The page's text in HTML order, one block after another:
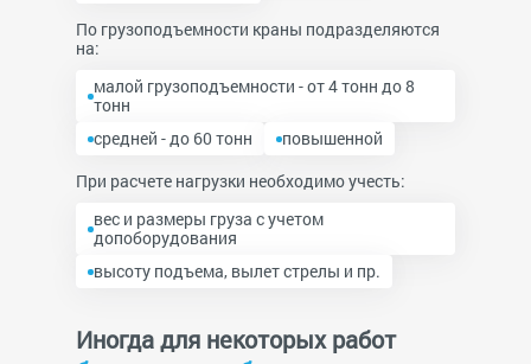
По грузоподъемности краны подразделяются
на:
малой грузоподъемности - от 4 тонн до 8
тонн
средней - до 60 тонн
повышенной
При расчете нагрузки необходимо учесть:
вес и размеры груза с учетом
допоборудования
высоту подъема, вылет стрелы и пр.
Иногда для некоторых работ